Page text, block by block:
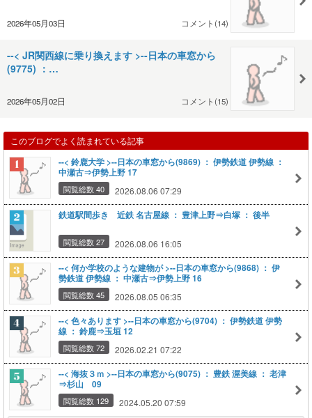
2026年05月03日 コメント(14)
--< JR関西線に乗り換えます >--日本の車窓から
(9775) ：…
2026年05月02日 コメント(15)
このブログでよく読まれている記事
--< 鈴鹿大学 >--日本の車窓から(9869) ： 伊勢鉄道 伊勢線 ：
中瀬古⇒伊勢上野 17
閲覧総数 40 2026.08.06 07:29
鉄道駅間歩き 近鉄 名古屋線 ： 豊津上野⇒白塚 ： 後半
閲覧総数 27 2026.08.06 16:05
--< 何か学校のような建物が >--日本の車窓から(9868) ： 伊
勢鉄道 伊勢線 ： 中瀬古⇒伊勢上野 16
閲覧総数 45 2026.08.05 06:35
--< 色々あります >--日本の車窓から(9704) ： 伊勢鉄道 伊勢
線 ： 鈴鹿⇒玉垣 12
閲覧総数 72 2026.02.21 07:22
--< 海抜３ｍ >--日本の車窓から(9075) ： 豊鉄 渥美線 ： 老津
⇒杉山 09
閲覧総数 129 2024.05.20 07:59